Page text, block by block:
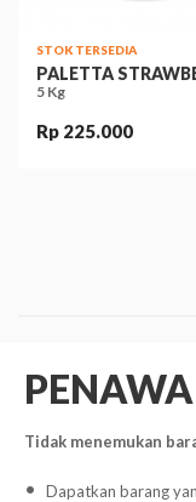
STOK TERSEDIA
PALETTA
5 Kg
Rp 225.000
Tidak menemukan
Dapatkan barang